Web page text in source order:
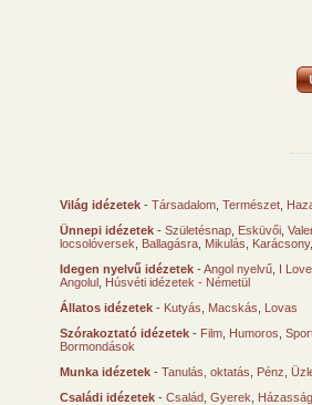
Világ idézetek - Társadalom Természet
Ünnepi idézetek - Születésnap Esküvői
locsolóversek
Ballagásra Mikulás Karácsony
Idegen nyelvű idézetek -Angol nyelvű I
Angolul Húsvéti idézetek - Németül
Állatos idézetek - Kutyás Macskás
Lovas
Szórakoztató idézetek - Film Humoros
Bormondások
Munka idézetek - Tanulás, oktatás Pénz
Családi idézetek - Család Gyerek